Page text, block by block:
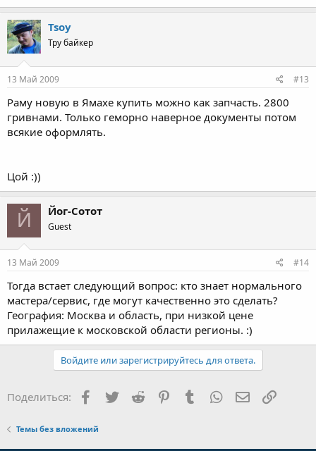
Tsoy
Тру байкер
13 Май 2009 #13
Раму новую в Ямахе купить можно как запчасть. 2800
гривнами. Только геморно наверное документы потом
всякие оформлять.
Цой :))
Й Йог-Сотот
Guest
13 Май 2009 #14
Тогда встает следующий вопрос: кто знает нормального
мастера/сервис, где могут качественно это сделать?
География: Москва и область, при низкой цене
прилажещие к московской области регионы. :)
Войдите или зарегистрируйтесь для ответа.
Поделиться: Facebook
TwitterReddit PinterestTumblr WhatsApp Ссылка
Темы без вложений